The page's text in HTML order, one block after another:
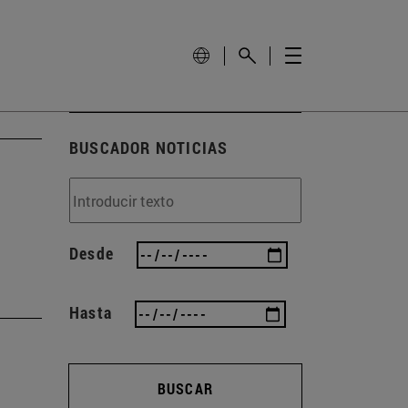
BUSCADOR NOTICIAS
Desde
Hasta
BUSCAR